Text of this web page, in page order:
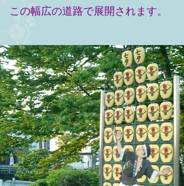
この幅広の道路で展開されます。